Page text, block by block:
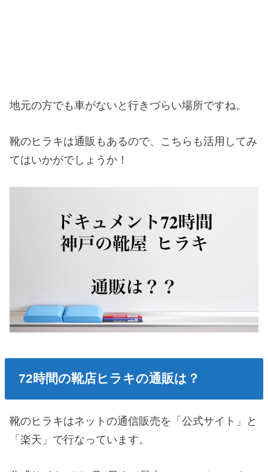
地元の方でも車がないと行きづらい場所ですね。
靴のヒラキは通販もあるので、こちらも活用してみ
てはいかがでしょうか！
72時間の靴店ヒラキの通販は？
靴のヒラキはネットの通信販売を「公式サイト」と
「楽天」で行なっています。